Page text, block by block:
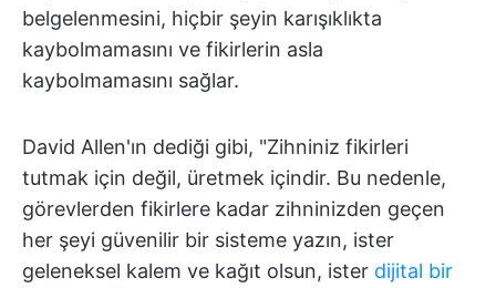
belgelenmesini, hiçbir şeyin karışıklıkta
kaybolmamasını ve fikirlerin asla
kaybolmamasını sağlar.
David Allen'ın dediği gibi, "Zihniniz fikirleri
tutmak için değil, üretmek içindir. Bu nedenle,
görevlerden fikirlere kadar zihninizden geçen
her şeyi güvenilir bir sisteme yazın, ister
geleneksel kalem ve kağıt olsun, ister dijital bir